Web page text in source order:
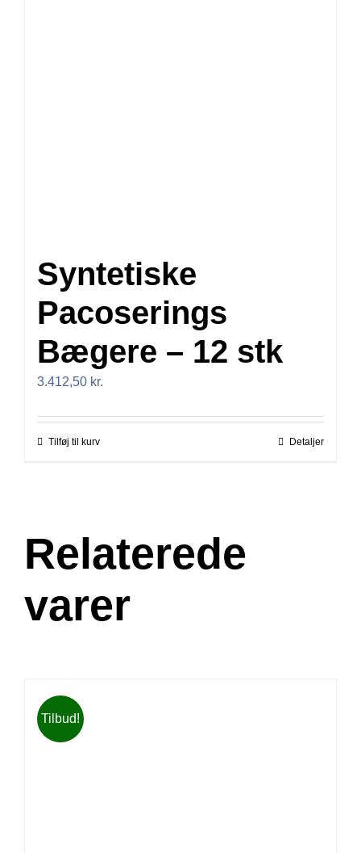
Syntetiske
Pacoserings
Bægere – 12 stk
3.412,50 kr.
Tilføj til kurv Detaljer
Relaterede
varer
Tilbud!